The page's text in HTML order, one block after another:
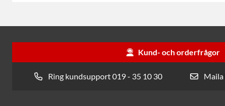
Kund- och orderfrågor
Ring kundsupport 019 - 35 10 30